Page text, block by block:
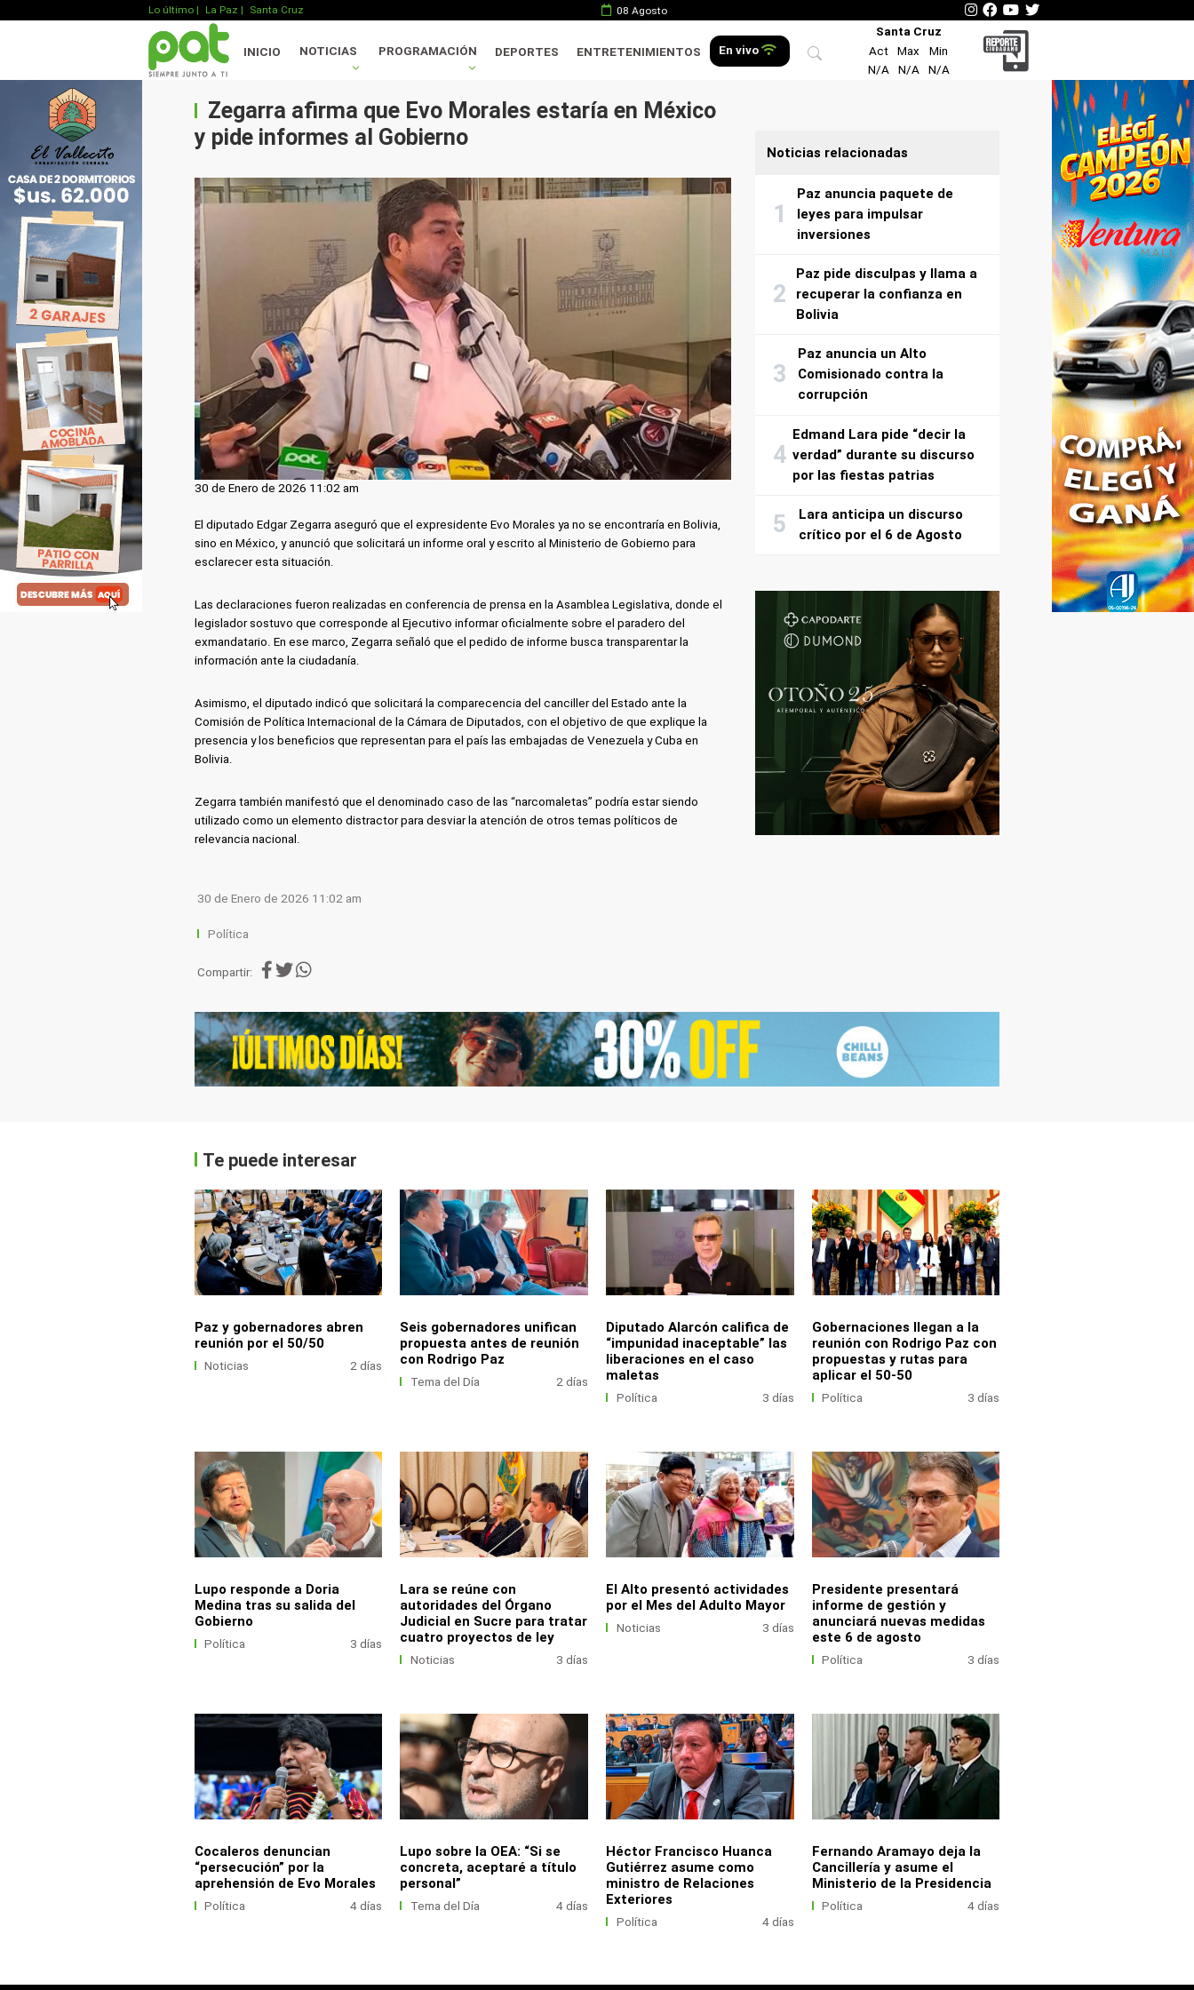
Lo último | La Paz | Santa Cruz 08 Agosto
INICIO NOTICIAS PROGRAMACIÓN DEPORTES ENTRETENIMIENTOS En vivo
Santa Cruz
Act
Max
Min
N/A
N/A N/A
Zegarra afirma que Evo Morales estaría en México
y pide informes al Gobierno
30 de Enero de 2026 11:02 am
El diputado Edgar Zegarra aseguró que el expresidente Evo Morales ya no se encontraría en Bolivia,
sino en México, y anunció que solicitará un informe oral y escrito al Ministerio de Gobierno para
esclarecer esta situación.
Las declaraciones fueron realizadas en conferencia de prensa en la Asamblea Legislativa, donde el
legislador sostuvo que corresponde al Ejecutivo informar oficialmente sobre el paradero del
exmandatario. En ese marco, Zegarra señaló que el pedido de informe busca transparentar la
información ante la ciudadanía.
Asimismo, el diputado indicó que solicitará la comparecencia del canciller del Estado ante la
Comisión de Política Internacional de la Cámara de Diputados, con el objetivo de que explique la
presencia y los beneficios que representan para el país las embajadas de Venezuela y Cuba en
Bolivia.
Zegarra también manifestó que el denominado caso de las “narcomaletas” podría estar siendo
utilizado como un elemento distractor para desviar la atención de otros temas políticos de
relevancia nacional.
30 de Enero de 2026 11:02 am
Política
Compartir:
Noticias relacionadas
Paz anuncia paquete de
leyes para impulsar
inversiones
Paz pide disculpas y llama a
recuperar la confianza en
Bolivia
Paz anuncia un Alto
Comisionado contra la
corrupción
Edmand Lara pide “decir la
verdad” durante su discurso
por las fiestas patrias
Lara anticipa un discurso
crítico por el 6 de Agosto
Te puede interesar
Paz y gobernadores abren
reunión por el 50/50
Noticias 2 días
Seis gobernadores unifican
propuesta antes de reunión
con Rodrigo Paz
Tema del Día 2 días
Diputado Alarcón califica de
“impunidad inaceptable” las
liberaciones en el caso
maletas
Política 3 días
Gobernaciones llegan a la
reunión con Rodrigo Paz con
propuestas y rutas para
aplicar el 50-50
Política 3 días
Lupo responde a Doria
Medina tras su salida del
Gobierno
Política 3 días
Lara se reúne con
autoridades del Órgano
Judicial en Sucre para tratar
cuatro proyectos de ley
Noticias 3 días
El Alto presentó actividades
por el Mes del Adulto Mayor
Noticias 3 días
Presidente presentará
informe de gestión y
anunciará nuevas medidas
este 6 de agosto
Política 3 días
Cocaleros denuncian
“persecución” por la
aprehensión de Evo Morales
Política 4 días
Lupo sobre la OEA: “Si se
concreta, aceptaré a título
personal”
Tema del Día 4 días
Héctor Francisco Huanca
Gutiérrez asume como
ministro de Relaciones
Exteriores
Política 4 días
Fernando Aramayo deja la
Cancillería y asume el
Ministerio de la Presidencia
Política 4 días